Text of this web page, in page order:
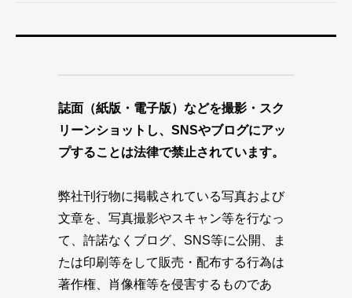
誌面（紙版・電子版）などを撮影・スク
リーンショットし、SNSやブログにアッ
プすることは法律で禁止されています。
弊社刊行物に掲載されている写真および
文章を、写真撮影やスキャン等を行なっ
て、許諾なくブログ、SNS等に公開、ま
たは印刷等をして販売・配布する行為は
著作権、肖像権等を侵害するものであ